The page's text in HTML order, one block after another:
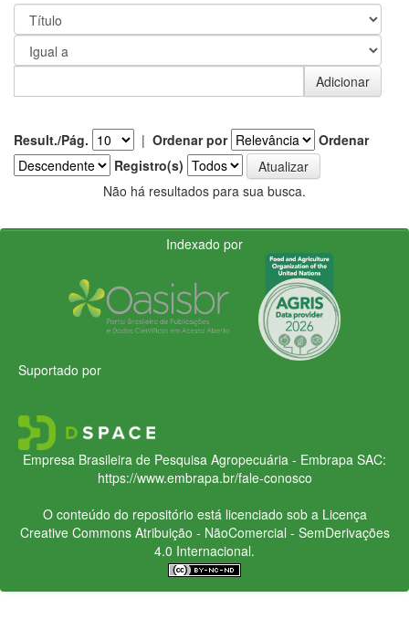
Result./Pág. | Ordenar por
Ordenar
Registro(s)
Não há resultados para sua busca.
Indexado por
Suportado por
Empresa Brasileira de Pesquisa Agropecuária - Embrapa SAC:
https://www.embrapa.br/fale-conosco
O conteúdo do repositório está licenciado sob a Licença
Creative CommonsAtribuição - NãoComercial - SemDerivações
4.0 Internacional.